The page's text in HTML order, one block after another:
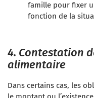
famille pour fixer
fonction de la
4. Contestation
alimentaire
Dans certains cas, les